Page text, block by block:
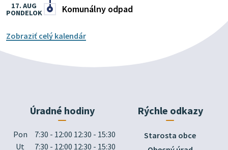
Komunálny odpad
17. AUG
PONDELOK
Zobraziť celý kalendár
Úradné hodiny
Pon
7:30 - 12:00 12:30 - 15:30
Ut
7:30 - 12:00 12:30 - 15:30
Rýchle odkazy
Starosta obce